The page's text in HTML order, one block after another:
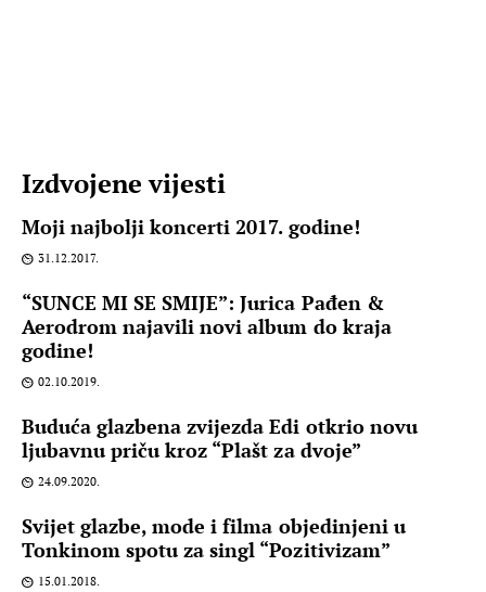
Izdvojene vijesti
Moji najbolji koncerti 2017. godine!
31.12.2017.
“SUNCE MI SE SMIJE”: Jurica Pađen &
Aerodrom najavili novi album do kraja
godine!
02.10.2019.
Buduća glazbena zvijezda Edi otkrio novu
ljubavnu priču kroz “Plašt za dvoje”
24.09.2020.
Svijet glazbe, mode i filma objedinjeni u
Tonkinom spotu za singl “Pozitivizam”
15.01.2018.